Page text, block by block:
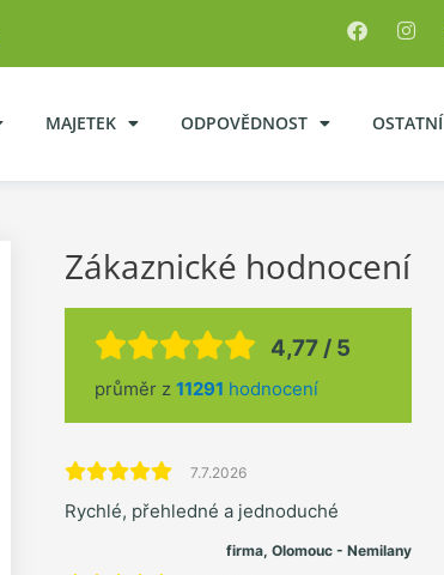
MAJETEK ODPOVĚDNOST OSTATNÍ
Zákaznické hodnocení
4,77 / 5
průměr z 11291 hodnocení
7.7.2026
Rychlé, přehledné a jednoduché
firma, Olomouc - Nemilany